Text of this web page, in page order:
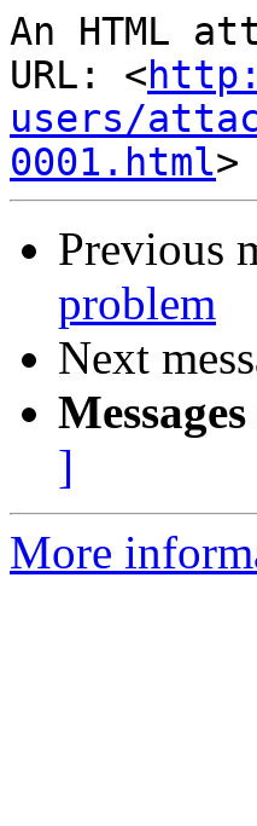
An HTML
URL: <
users/
0001.html
Previous
problem
Next
]
More